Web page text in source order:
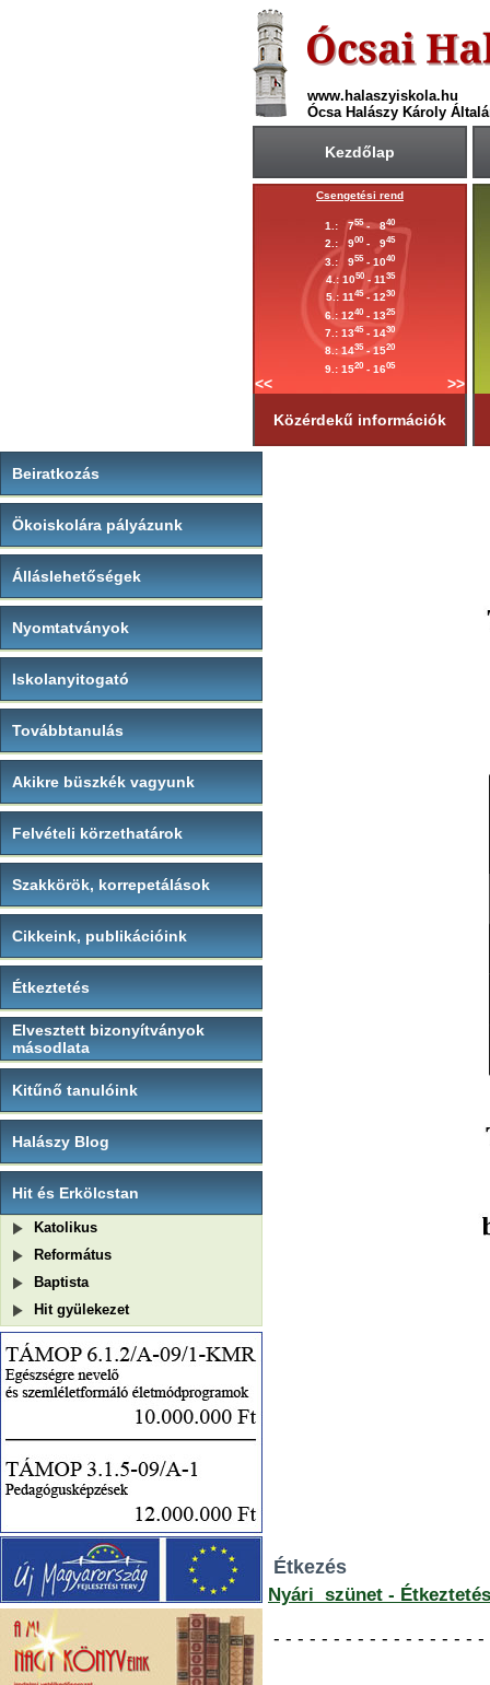
www.halaszyiskola.hu
Ócsa Halászy Károly
Kezdőlap
Csengetési rend
1.: 755- 840
2.: 900 - 945
3.: 955- 1040
4.: 1050- 1135
5.: 1145- 1230
6.: 1240 - 1325
7.: 1345- 1430
8.: 1435- 1520
9.: 1520 - 1605
<< >>
Közérdekű információk
Beiratkozás
Ökoiskolára pályázunk
Álláslehetőségek
Nyomtatványok
Iskolanyitogató
Továbbtanulás
Akikre büszkék vagyunk
Felvételi körzethatárok
Szakkörök, korrepetálások
Cikkeink, publikációink
Étkeztetés
Elvesztett bizonyítványok
másodlata
Kitűnő tanulóink
Halászy Blog
Hit és Erkölcstan
Katolikus
Református
Baptista
Hit gyülekezet
Étkezés
Nyári szünet - Étkeztetés
- - - - - - - - - - - - - - - - -